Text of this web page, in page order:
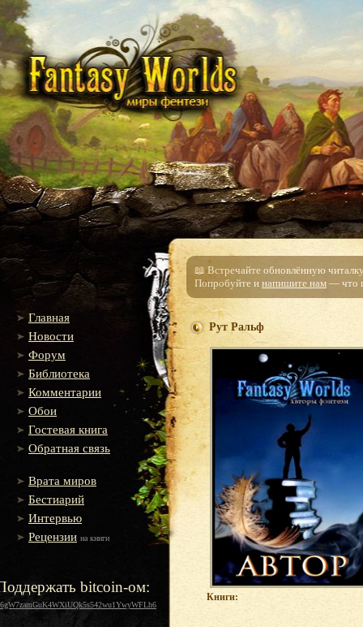
Главная
Новости
Форум
Библиотека
Комментарии
Обои
Гостевая книга
Обратная связь
Врата миров
Бестиарий
Интервью
Рецензии на книги
bitcoin-ом:
📖 Встречайте обновлённую
Попробуйте и напишите нам — что
Рут Ральф
Книги: